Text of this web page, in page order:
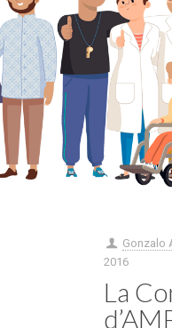
Gonzalo
2016
La